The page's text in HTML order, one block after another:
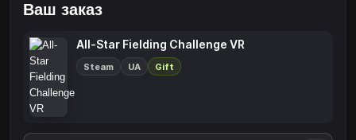
Ваш заказ
All-Star Fielding Challenge VR
Steam UA Gift